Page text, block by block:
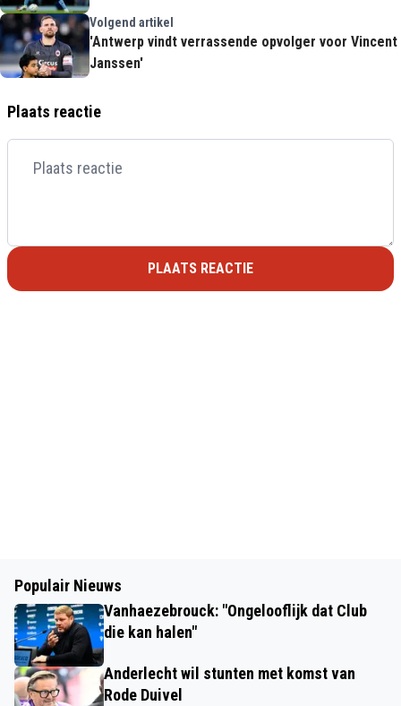
Volgend artikel
'Antwerp vindt verrassende opvolger voor Vincent
Janssen'
Plaats reactie
PLAATS REACTIE
Populair Nieuws
Vanhaezebrouck: "Ongelooflijk dat Club
die kan halen"
Anderlecht wil stunten met komst van
Rode Duivel